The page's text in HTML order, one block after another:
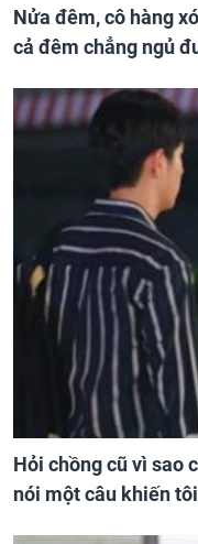
Nửa đêm, cô hàng
cả đêm chẳng ngủ
Hỏi chồng cũ vì sao
nói một câu khiến